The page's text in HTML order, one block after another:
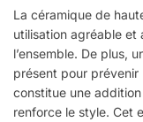
La céramique de
utilisation agréable et
l’ensemble. De plus,
présent pour prévenir
constitue une
renforce le style. Cet